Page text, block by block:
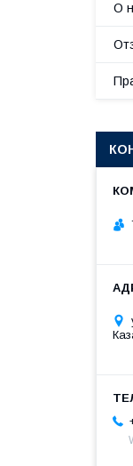
О